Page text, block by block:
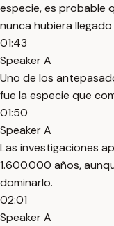
especie, es probable
nunca hubiera
01:43
Speaker A
Uno de los
fue la especie que
01:50
Speaker A
Las investigaciones
1.600.000 años,
dominarlo.
02:01
Speaker A